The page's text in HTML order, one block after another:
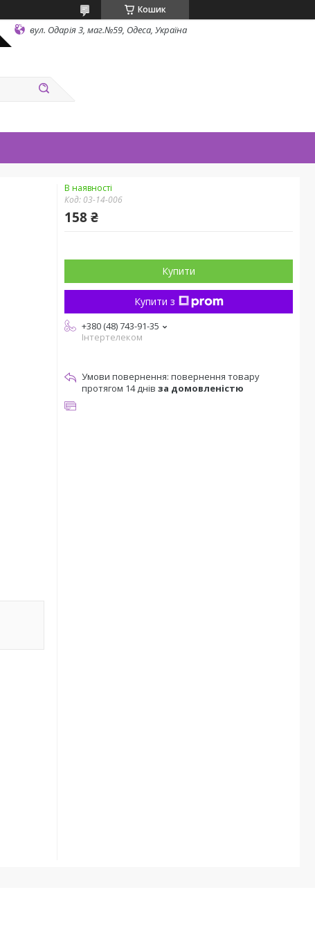
Кошик
вул. Одарiя 3, маг.№59, Одеса, Україна
В наявності
Код: 03-14-006
158 ₴
Купити
Купити з
+380 (48) 743-91-35
Інтертелеком
повернення товару
протягом 14 днів за домовленістю